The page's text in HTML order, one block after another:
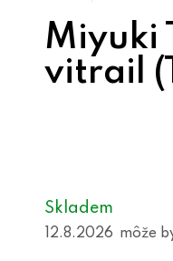
Miyuki
vitrail
Skladem
12.8.2026